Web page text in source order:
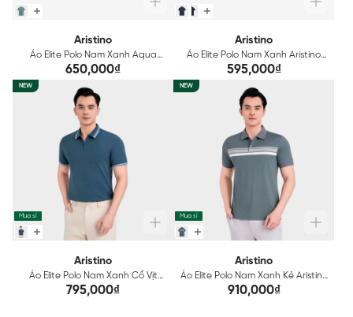
Aristino
Áo Elite Polo Nam Xanh Aqua
Aristino APS166S3EC
650,000₫
Aristino
Áo Elite Polo Nam Xanh Aristino
Slim Fit APS072S3EC
595,000₫
NEW
Mua sỉ
Aristino
Áo Elite Polo Nam Xanh Cổ Vịt
Aristino Regular Fit APS010EDP01
795,000₫
NEW
Mua sỉ
Aristino
Áo Elite Polo Nam Xanh Kẻ Aristino
Slim APS601EDP01
910,000₫